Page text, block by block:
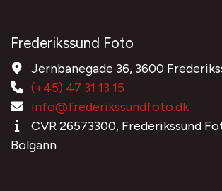
Frederikssund Foto
Jernbanegade 36, 3600
(+45) 47 31 13 15
info@frederikssundfoto.dk
CVR 26573300, Frederikssund
Bolgann